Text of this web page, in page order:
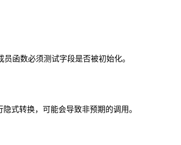
函数必须测试字段是否被初始化。
式转换，可能会导致非预期的调用。